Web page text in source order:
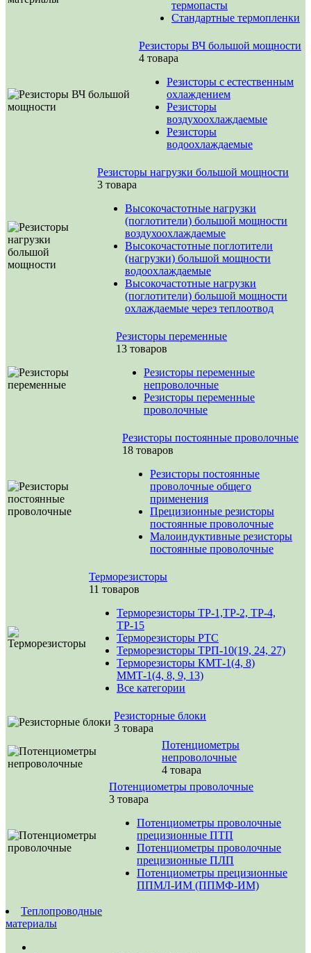
термопасты
Стандартные термопленки
Резисторы ВЧ большой мощности
4 товара
Резисторы с естественным
охлаждением
Резисторы
воздухоохлаждаемые
Резисторы
водоохлаждаемые
Резисторы нагрузки большой мощности
3 товара
Высокочастотные нагрузки
(поглотители) большой мощности
воздухоохлаждаемые
Высокочастотные поглотители
(нагрузки) большой мощности
водоохлаждаемые
Высокочастотные нагрузки
(поглотители) большой мощности
охлаждаемые через теплоотвод
Резисторы переменные
13 товаров
Резисторы переменные
непроволочные
Резисторы переменные
проволочные
Резисторы постоянные проволочные
18 товаров
Резисторы постоянные
проволочные общего
применения
Прецизионные резисторы
постоянные проволочные
Малоиндуктивные резисторы
постоянные проволочные
Терморезисторы
11 товаров
Терморезисторы ТР-1,ТР-2, ТР-4,
ТР-15
Терморезисторы РТС
Терморезисторы ТРП-10(19, 24, 27)
Терморезисторы КМТ-1(4, 8)
ММТ-1(4, 8, 9, 13)
Все категории
Резисторные блоки
3 товара
Потенциометры
непроволочные
4 товара
Потенциометры проволочные
3 товара
Потенциометры проволочные
прецизионные ПТП
Потенциометры проволочные
прецизионные ПЛП
Потенциометры прецизионные
ППМЛ-ИМ (ППМФ-ИМ)
Теплопроводные
материалы